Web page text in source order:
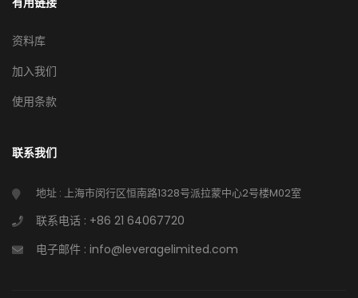
资料库
加入我们
使用条款
联系我们
地址 : 上海市闵行区恒南路1328号派拉蒙中心2号楼M02室
联系电话 : +86 21 64067720
电子邮件 : info@leveragelimited.com